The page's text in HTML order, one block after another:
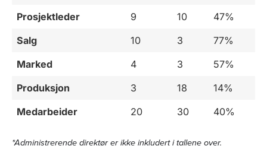
Prosjektleder
9 10
47%
Salg
10 3
77%
Marked
4 3
57%
Produksjon
3 18
14%
Medarbeider
20 30 40%
*Administrerende direktør er ikke inkludert i tallene over.